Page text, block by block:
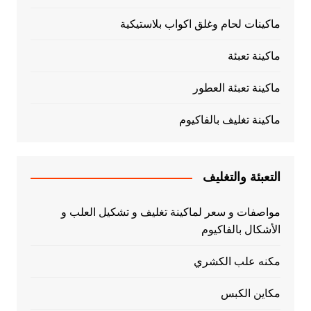
ماكينات لحام وغلق اكواب بلاستيكية
ماكينة تعبئة
ماكينة تعبئة العطور
ماكينة تغليف بالفاكيوم
التعبئة والتغليف
مواصفات و سعر لماكينة تغليف و تشكيل العلب و
الأشكال بالفاكيوم
مكنه علب الكشري
مكاين الكبس